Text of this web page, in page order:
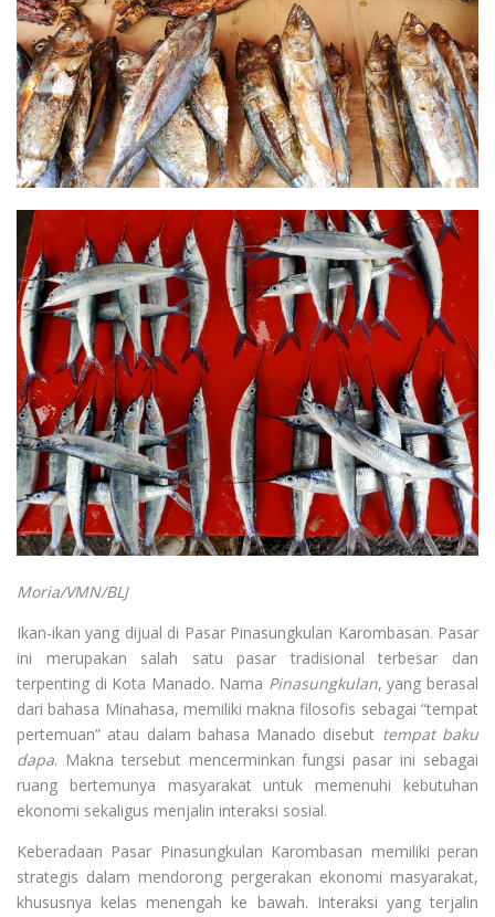
Moria/VMN/BLJ
Ikan-ikan yang dijual di Pasar Pinasungkulan Karombasan. Pasar
ini merupakan salah satu pasar tradisional terbesar dan
terpenting di Kota Manado. Nama Pinasungkulan, yang berasal
dari bahasa Minahasa, memiliki makna filosofis sebagai “tempat
pertemuan” atau dalam bahasa Manado disebut tempat baku
dapa. Makna tersebut mencerminkan fungsi pasar ini sebagai
ruang bertemunya masyarakat untuk memenuhi kebutuhan
ekonomi sekaligus menjalin interaksi sosial.
Keberadaan Pasar Pinasungkulan Karombasan memiliki peran
strategis dalam mendorong pergerakan ekonomi masyarakat,
khususnya kelas menengah ke bawah. Interaksi yang terjalin